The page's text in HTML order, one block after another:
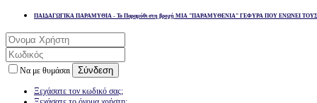
ΠΑΙΔΑΓΩΓΙΚΑ ΠΑΡΑΜΥΘΙΑ - Το Παραμύθι στη βροχή ΜΙΑ "ΠΑΡΑΜΥΘΕΝΙΑ" ΓΕΦΥΡΑ ΠΟΥ ΕΝΩΝΕΙ
Να με θυμάσαι Σύνδεση
Ξεχάσατε τον κωδικό σας;